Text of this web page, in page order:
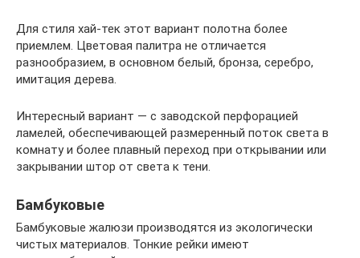
Для стиля хай-тек этот вариант полотна более
приемлем. Цветовая палитра не отличается
разнообразием, в основном белый, бронза, серебро,
имитация дерева.
Интересный вариант — с заводской перфорацией
ламелей, обеспечивающей размеренный поток света в
комнату и более плавный переход при открывании или
закрывании штор от света к тени.
Бамбуковые
Бамбуковые жалюзи производятся из экологически
чистых материалов. Тонкие рейки имеют